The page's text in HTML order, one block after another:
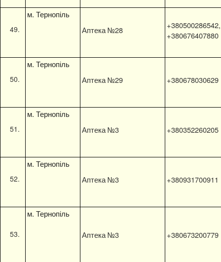
м. Тернопіль
Аптека №28
+380500286542,
+380676407880
м. Тернопіль
Аптека №29 +380678030629
м. Тернопіль
Аптека №3 +380352260205
м. Тернопіль
Аптека №3 +380931700911
м. Тернопіль
Аптека №3 +380673200779